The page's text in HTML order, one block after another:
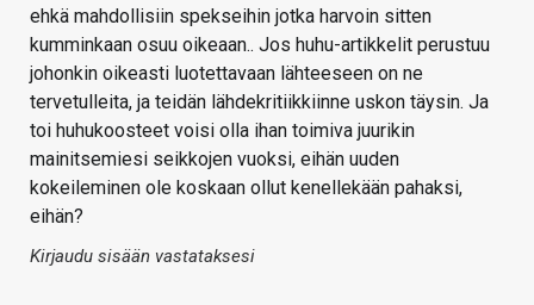
ehkä mahdollisiin spekseihin jotka harvoin sitten
kumminkaan osuu oikeaan.. Jos huhu-artikkelit perustuu
johonkin oikeasti luotettavaan lähteeseen on ne
tervetulleita, ja teidän lähdekritiikkiinne uskon täysin. Ja
toi huhukoosteet voisi olla ihan toimiva juurikin
mainitsemiesi seikkojen vuoksi, eihän uuden
kokeileminen ole koskaan ollut kenellekään pahaksi,
eihän?
Kirjaudu sisään vastataksesi